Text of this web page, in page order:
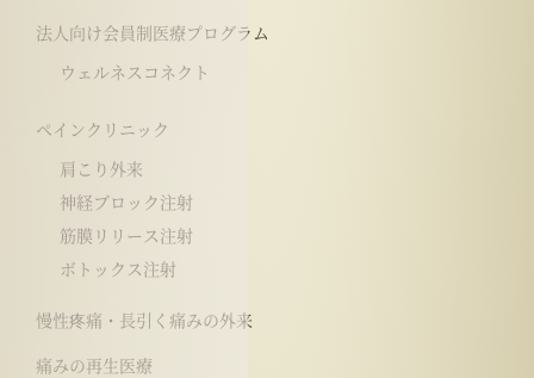
法人向け会員制医療プログラム
ウェルネスコネクト
ペインクリニック
肩こり外来
神経ブロック注射
筋膜リリース注射
ボトックス注射
慢性疼痛・長引く痛みの外来
痛みの再生医療